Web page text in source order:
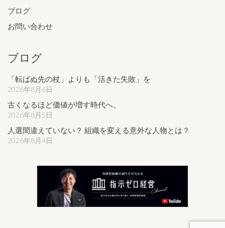
ブログ
お問い合わせ
ブログ
「転ばぬ先の杖」よりも「活きた失敗」を
2026年8月6日
古くなるほど価値が増す時代へ。
2026年8月5日
人選間違えていない？ 組織を変える意外な人物とは？
2026年8月4日